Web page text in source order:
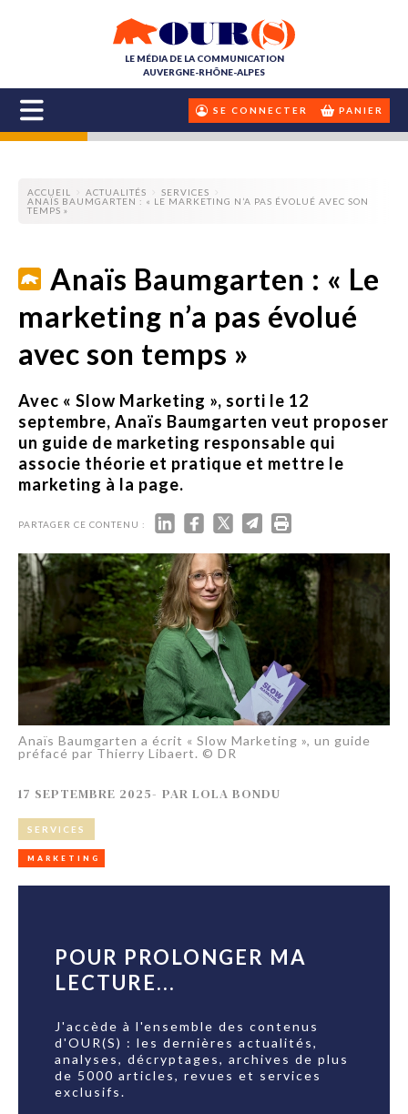
LE MÉDIA DE LA COMMUNICATION
AUVERGNE-RHÔNE-ALPES
SE CONNECTER PANIER
ACCUEIL ACTUALITÉS
SERVICES
ANAÏS BAUMGARTEN : « LE MARKETING N’A PAS ÉVOLUÉ AVEC SON
TEMPS »
Anaïs Baumgarten : « Le
marketing n’a pas évolué
avec son temps »
Avec « Slow Marketing », sorti le 12
septembre, Anaïs Baumgarten veut proposer
un guide de marketing responsable qui
associe théorie et pratique et mettre le
marketing à la page.
PARTAGER CE CONTENU :
Anaïs Baumgarten a écrit « Slow Marketing », un guide
préfacé par Thierry Libaert. © DR
17 SEPTEMBRE 2025- PAR LOLA BONDU
SERVICES
MARKETING
POUR PROLONGER MA
LECTURE...
J'accède à l'ensemble des contenus
d'OUR(S) : les dernières actualités,
analyses, décryptages, archives de plus
de 5000 articles, revues et services
exclusifs.